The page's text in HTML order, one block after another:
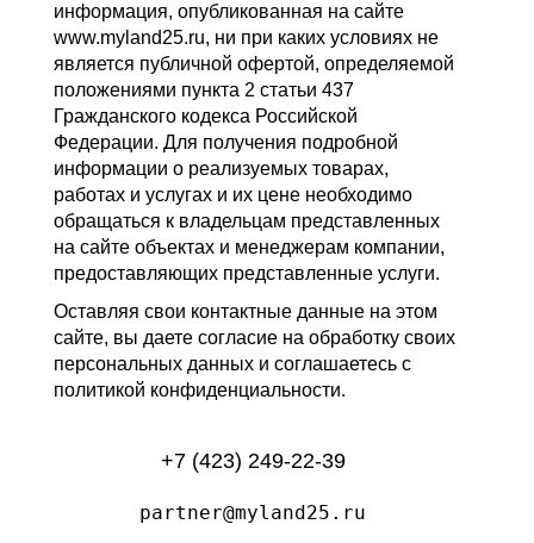
информация, опубликованная на сайте
www.myland25.ru, ни при каких условиях не
является публичной офертой, определяемой
положениями пункта 2 статьи 437
Гражданского кодекса Российской
Федерации. Для получения подробной
информации о реализуемых товарах,
работах и услугах и их цене необходимо
обращаться к владельцам представленных
на сайте объектах и менеджерам компании,
предоставляющих представленные услуги.
Оставляя свои контактные данные на этом
сайте, вы даете согласие на обработку своих
персональных данных и соглашаетесь с
политикой конфиденциальности.
+7 (423) 249-22-39
partner@myland25.ru